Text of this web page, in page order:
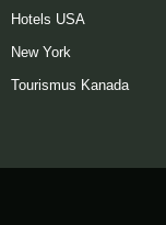
Hotels USA
New York
Tourismus Kanada